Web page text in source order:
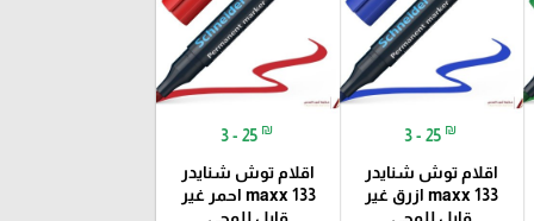
3 - 25 ₪
اقلام توش شنايدر
maxx 133 ازرق غير
قابل للمحي
3 - 25 ₪
اقلام توش شنايدر
maxx 133 احمر غير
قابل للمحي